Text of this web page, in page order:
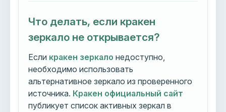
Что делать, если кракен
зеркало не открывается?
Если кракен зеркало недоступно,
необходимо использовать
альтернативное зеркало из проверенного
источника. Кракен официальный сайт
публикует список активных зеркал в